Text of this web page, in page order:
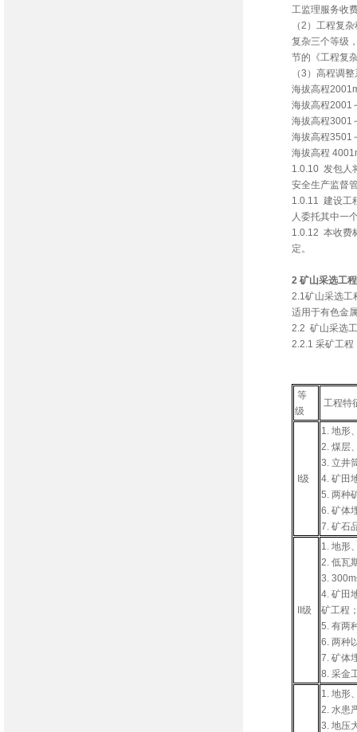
工监理服务收
（2）工程复
复杂三个等级
节的《工程复
（3）高程调
海拔高程
海拔高程2001
海拔高程3001
海拔高程3501
海拔高程
1.0.10 发包人
安全生产监督
1.0.11 建设工
人委托其中一
1.0.12 本收费
定。
2 矿山采选工程
2.1矿山采选工
适用于有色金
2.2 矿山采选
2.2.1 采矿工程
等
级
工程特
I级
1. 地形
2. 煤层
3. 立井
4. 矿田
5. 两种
6. 矿体
7. 矿石
II级
1. 地形
2. 低瓦
3.
4. 矿田
矿工程
5. 有两
6. 两种
7. 矿体
8. 采金
1. 地形
2. 水患
3. 地压